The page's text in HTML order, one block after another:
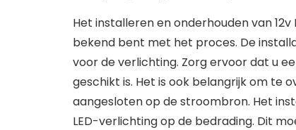
Het installeren en onderhouden van
bekend bent met het proces. De
voor de verlichting. Zorg ervoor dat u
geschikt is. Het is ook belangrijk om te
aangesloten op de stroombron. Het
LED-verlichting op de bedrading. Dit